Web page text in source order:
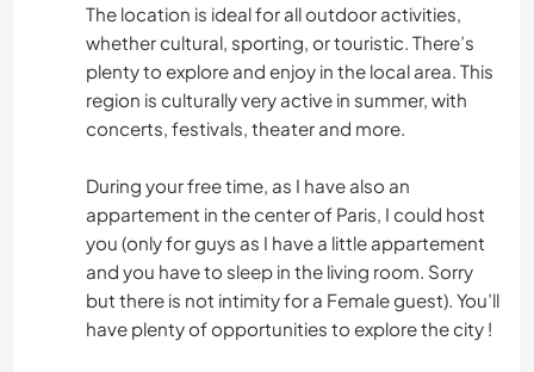
The location is ideal for all outdoor activities,
whether cultural, sporting, or touristic. There’s
plenty to explore and enjoy in the local area. This
region is culturally very active in summer, with
concerts, festivals, theater and more.
During your free time, as I have also an
appartement in the center of Paris, I could host
you (only for guys as I have a little appartement
and you have to sleep in the living room. Sorry
but there is not intimity for a Female guest). You’ll
have plenty of opportunities to explore the city !